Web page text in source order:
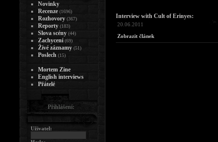
Interview with Cult of Erinyes:
20.06.2011
Zobrazit článek
Novinky
Recenze (1696)
Rozhovory (367)
Reporty (183)
Slova scény (44)
Zachycení (69)
Živé záznamy (51)
Poslech (15)
Mortem Zine
English interviews
Přátelé
Přihlášení:
Uživatel: